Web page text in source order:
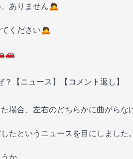
ありません🙇
ください🙇
【ニュース】【コメント返し】
場合、左右のどちらかに曲がらな
たというニュースを目にしました。